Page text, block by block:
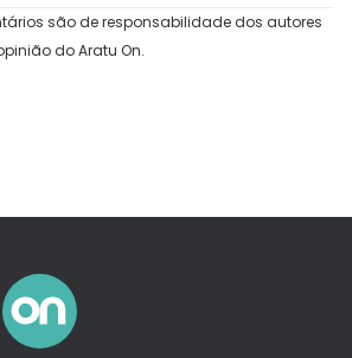
são de responsabilidade dos autores
do Aratu On.